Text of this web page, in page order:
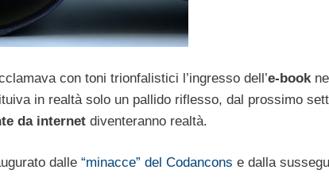
con toni trionfalistici l’ingresso dell’e-book
in realtà solo un pallido riflesso, dal prossimo
da internet diventeranno realtà.
dalle “minacce” del Codancons e dalla